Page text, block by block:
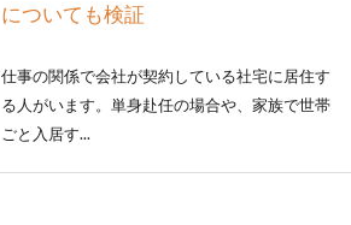
についても検証
仕事の関係で会社が契約している社宅に居住す
る人がいます。単身赴任の場合や、家族で世帯
ごと入居す...